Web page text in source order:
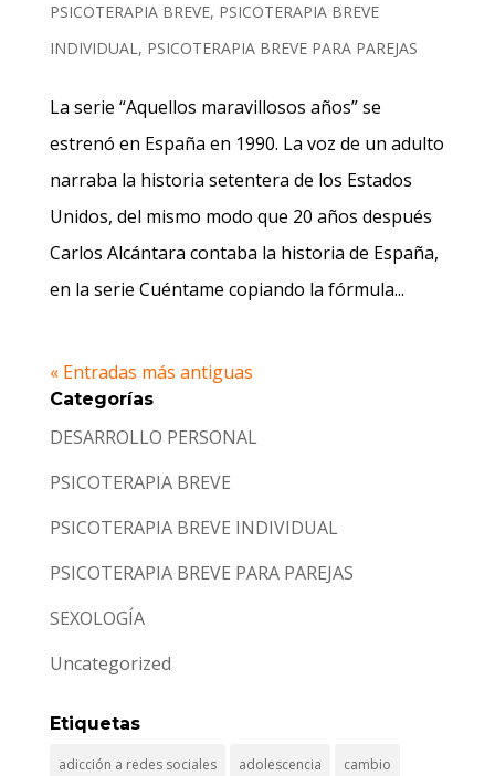
PSICOTERAPIA BREVE, PSICOTERAPIA BREVE
INDIVIDUAL, PSICOTERAPIA BREVE PARA PAREJAS
La serie “Aquellos maravillosos años” se
estrenó en España en 1990. La voz de un adulto
narraba la historia setentera de los Estados
Unidos, del mismo modo que 20 años después
Carlos Alcántara contaba la historia de España,
en la serie Cuéntame copiando la fórmula...
« Entradas más antiguas
Categorías
DESARROLLO PERSONAL
PSICOTERAPIA BREVE
PSICOTERAPIA BREVE INDIVIDUAL
PSICOTERAPIA BREVE PARA PAREJAS
SEXOLOGÍA
Uncategorized
Etiquetas
adicción a redes sociales adolescencia cambio